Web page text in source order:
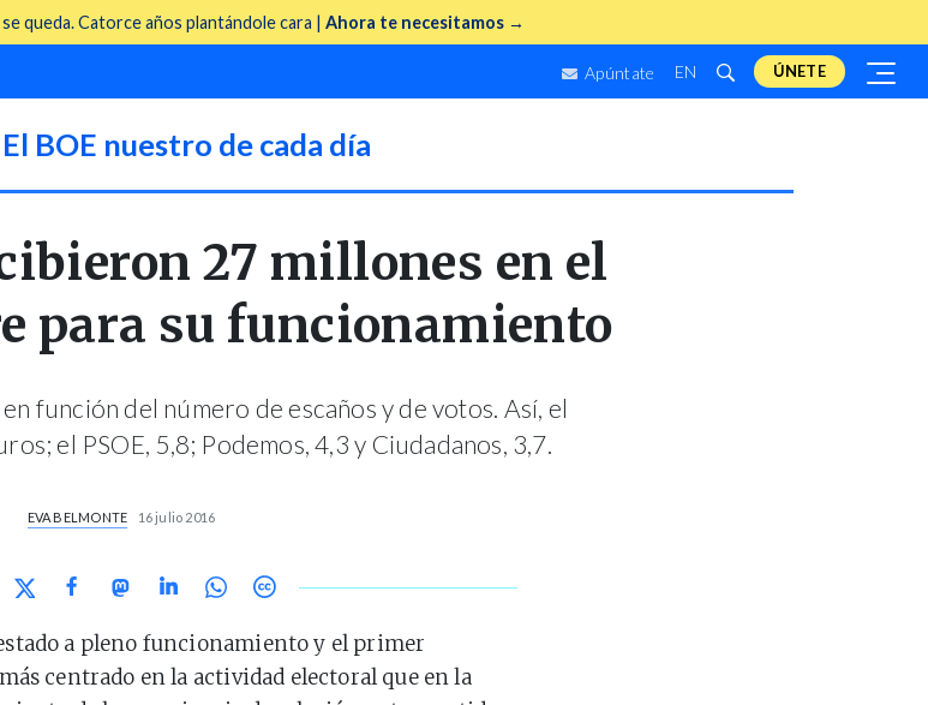
queda. Catorce años plantándole cara | Ahora te necesitamos →
Apúntate EN ÚNETE
El BOE nuestro de cada día
27 millones en el
para su funcionamiento
función del número de escaños y de votos. Así, el
el PSOE, 5,8; Podemos, 4,3 y Ciudadanos, 3,7.
EVA BELMONTE 16 julio 2016
a pleno funcionamiento y el primer
centrado en la actividad electoral que en la